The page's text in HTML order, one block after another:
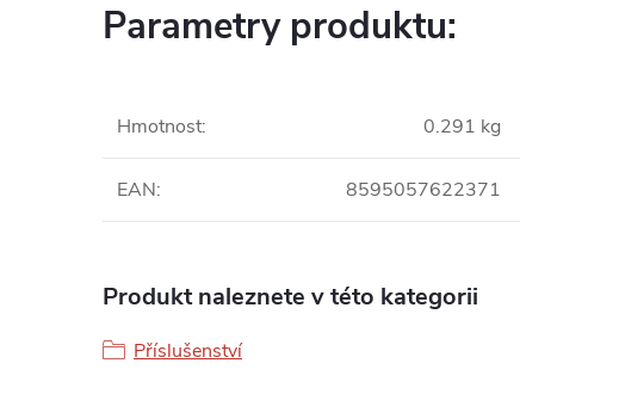
Parametry produktu:
Hmotnost: 0.291 kg
EAN: 8595057622371
Produkt naleznete v této kategorii
Příslušenství